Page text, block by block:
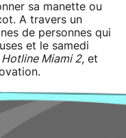
sa manette ou
A travers un
de personnes qui
et le samedi
Hotline Miami 2, et